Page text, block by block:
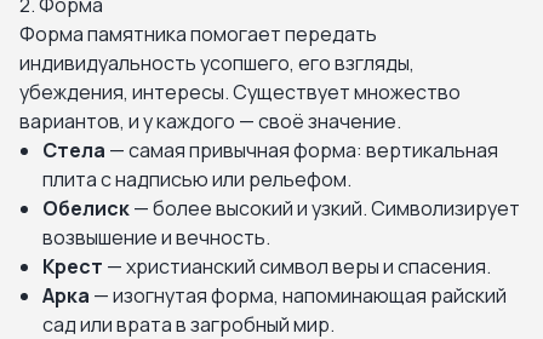
Форма памятника помогает передать
индивидуальность усопшего, его взгляды,
убеждения, интересы. Существует множество
вариантов, и у каждого — своё значение.
Стела — самая привычная форма: вертикальная
плита с надписью или рельефом.
Обелиск— более высокий и узкий. Символизирует
возвышение и вечность.
Крест — христианский символ веры и спасения.
Арка — изогнутая форма, напоминающая райский
сад или врата в загробный мир.